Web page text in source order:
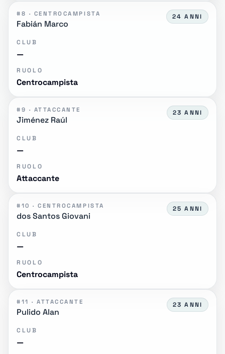
#8 · CENTROCAMPISTA
Fabián Marco
24 ANNI
CLUB
—
RUOLO
Centrocampista
#9 · ATTACCANTE
Jiménez Raúl
23 ANNI
CLUB
—
RUOLO
Attaccante
#10 · CENTROCAMPISTA
dos Santos Giovani
25 ANNI
CLUB
—
RUOLO
Centrocampista
#11 · ATTACCANTE
Pulido Alan
23 ANNI
CLUB
—